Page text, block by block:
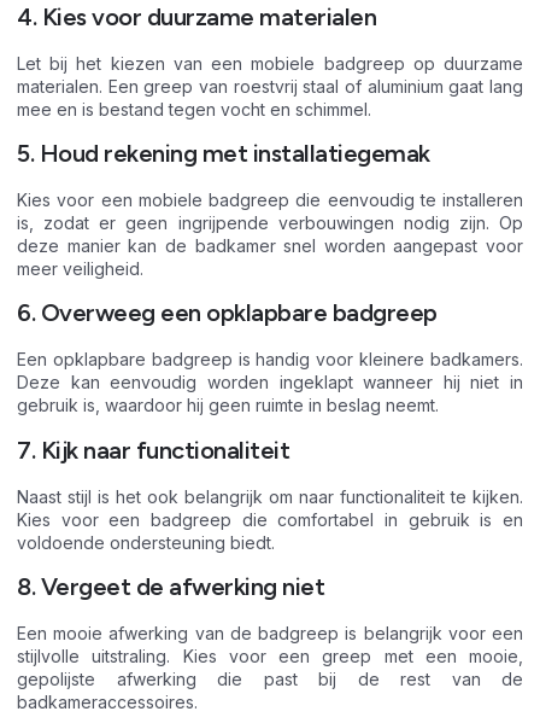
4. Kies voor duurzame materialen
Let bij het kiezen van een mobiele badgreep op duurzame
materialen. Een greep van roestvrij staal of aluminium gaat lang
mee en is bestand tegen vocht en schimmel.
5. Houd rekening met installatiegemak
Kies voor een mobiele badgreep die eenvoudig te installeren
is, zodat er geen ingrijpende verbouwingen nodig zijn. Op
deze manier kan de badkamer snel worden aangepast voor
meer veiligheid.
6. Overweeg een opklapbare badgreep
Een opklapbare badgreep is handig voor kleinere badkamers.
Deze kan eenvoudig worden ingeklapt wanneer hij niet in
gebruik is, waardoor hij geen ruimte in beslag neemt.
7. Kijk naar functionaliteit
Naast stijl is het ook belangrijk om naar functionaliteit te kijken.
Kies voor een badgreep die comfortabel in gebruik is en
voldoende ondersteuning biedt.
8. Vergeet de afwerking niet
Een mooie afwerking van de badgreep is belangrijk voor een
stijlvolle uitstraling. Kies voor een greep met een mooie,
gepolijste afwerking die past bij de rest van de
badkameraccessoires.